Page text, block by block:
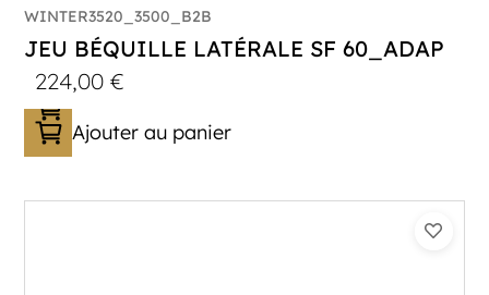
WINTER3520_3500_B2B
JEU BÉQUILLE LATÉRALE SF 60_ADAP
224,00€
Ajouter au panier